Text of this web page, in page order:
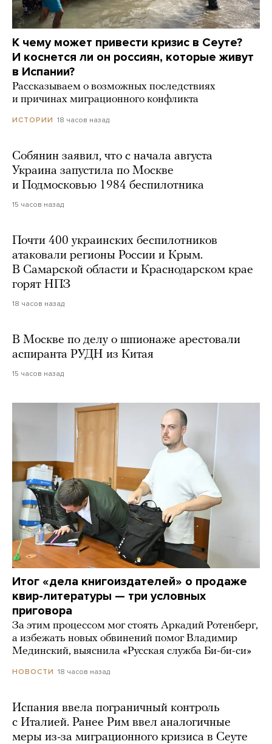
К чему может привести кризис в Сеуте?
И коснется ли он россиян, которые живут
в Испании?
Рассказываем о возможных последствиях
и причинах миграционного конфликта
ИСТОРИИ 18 часов назад
Собянин заявил, что с начала августа
Украина запустила по Москве
и Подмосковью 1984 беспилотника
15 часов назад
Почти 400 украинских беспилотников
атаковали регионы России и Крым.
В Самарской области и Краснодарском крае
горят НПЗ
18 часов назад
В Москве по делу о шпионаже арестовали
аспиранта РУДН из Китая
15 часов назад
Итог «дела книгоиздателей» о продаже
квир-литературы — три условных
приговора
За этим процессом мог стоять Аркадий Ротенберг,
а избежать новых обвинений помог Владимир
Мединский, выяснила «Русская служба Би-би-си»
НОВОСТИ 18 часов назад
Испания ввела пограничный контроль
с Италией. Ранее Рим ввел аналогичные
меры из-за миграционного кризиса в Сеуте